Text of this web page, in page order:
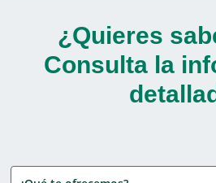
¿Quieres
Consulta la